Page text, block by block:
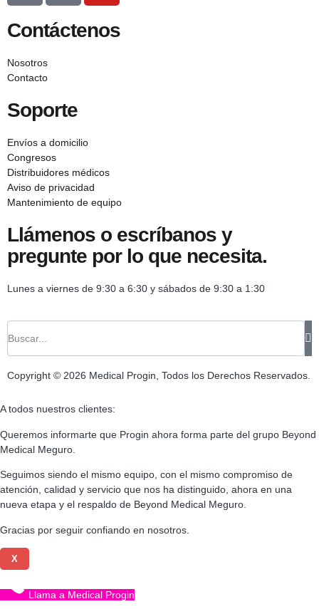
Contáctenos
Nosotros
Contacto
Soporte
Envíos a domicilio
Congresos
Distribuidores médicos
Aviso de privacidad
Mantenimiento de equipo
Llámenos o escríbanos y
pregunte por lo que necesita.
Lunes a viernes de 9:30 a 6:30 y sábados de 9:30 a 1:30
Copyright © 2026 Medical Progin, Todos los Derechos Reservados.
A todos nuestros clientes:
Queremos informarte que Progin ahora forma parte del grupo Beyond
Medical Meguro.
Seguimos siendo el mismo equipo, con el mismo compromiso de
atención, calidad y servicio que nos ha distinguido, ahora en una
nueva etapa y el respaldo de Beyond Medical Meguro.
Gracias por seguir confiando en nosotros.
X
Llama a Medical Progin